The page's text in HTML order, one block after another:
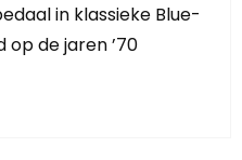
in klassieke Blue-
op de jaren ’70